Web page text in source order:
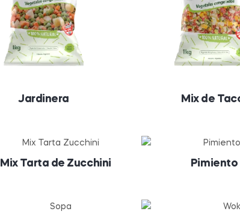
Jardinera Mix de
Mix Tarta de Zucchini Pimiento